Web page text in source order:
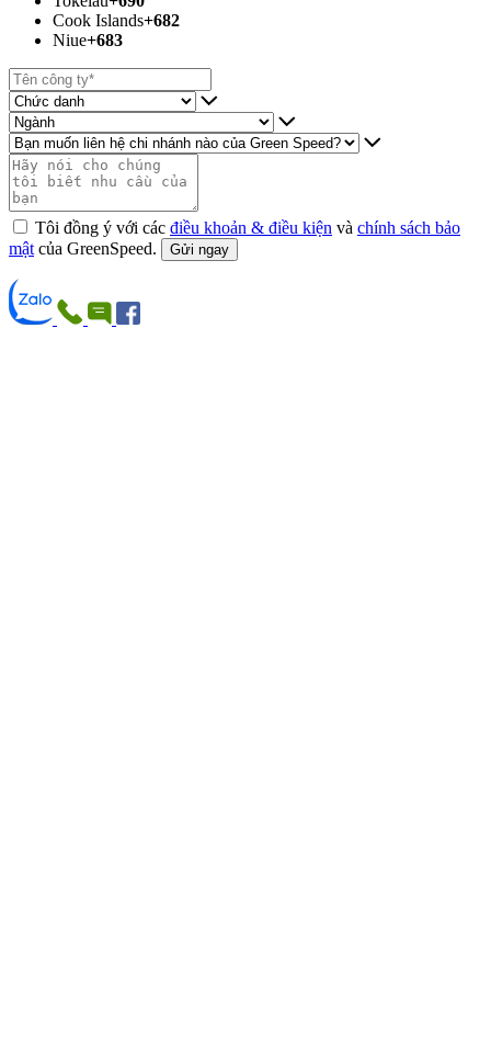
Cook Islands+682
Niue+683
Tôi đồng ý với các điều khoản & điều kiện và chính sách bảo
mật của GreenSpeed. Gửi ngay